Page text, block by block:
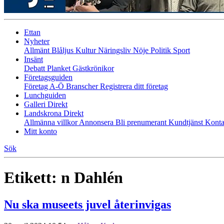
Ettan
Nyheter
Allmänt Blåljus KulturNäringsliv Nöje Politik Sport
Insänt
Debatt Planket Gästkrönikor
Företagsguiden
Företag A-Ö BranscherRegistrera ditt företag
Lunchguiden
Galleri Direkt
Landskrona Direkt
Allmänna villkorAnnonsera Bli prenumerant Kundtjänst
Mitt konto
Sök
Etikett: n Dahlén
Nu ska museets juvel återinvigas